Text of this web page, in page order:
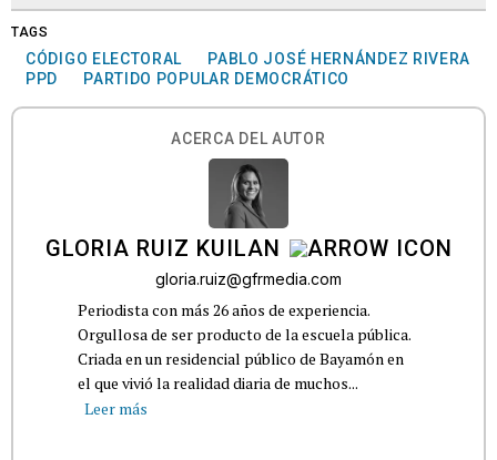
TAGS
CÓDIGO ELECTORAL
PABLO JOSÉ HERNÁNDEZ RIVERA
PPD
PARTIDO POPULAR DEMOCRÁTICO
ACERCA DEL AUTOR
GLORIA RUIZ KUILAN
gloria.ruiz@gfrmedia.com
Periodista con más 26 años de experiencia.
Orgullosa de ser producto de la escuela pública.
Criada en un residencial público de Bayamón en
el que vivió la realidad diaria de muchos...
Leer más